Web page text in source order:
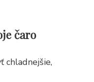
čaro
chladnejšie,